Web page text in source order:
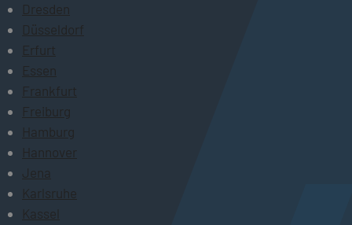
Dresden
Düsseldorf
Erfurt
Essen
Frankfurt
Freiburg
Hamburg
Hannover
Jena
Karlsruhe
Kassel